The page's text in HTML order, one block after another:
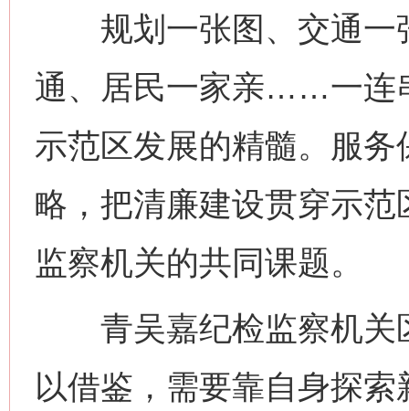
规划一张图、交通一
通、居民一家亲……一连
示范区发展的精髓。服
略，把清廉建设贯穿示
监察机关的共同课题。
青吴嘉纪检监察机关
以借鉴，需要靠自身探